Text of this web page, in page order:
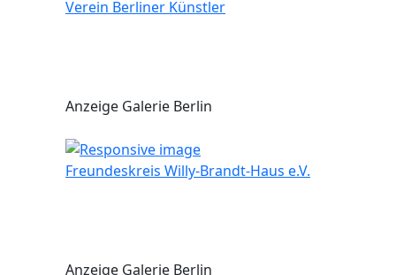
Verein Berliner Künstler
Anzeige Galerie Berlin
Freundeskreis Willy-Brandt-Haus e.V.
Anzeige Galerie Berlin